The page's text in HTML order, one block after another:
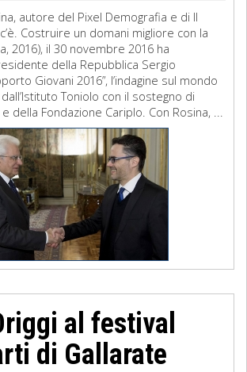
autore del Pixel Demografia e di Il
Costruire un domani migliore con la
2016), il 30 novembre 2016 ha
della Repubblica Sergio
Giovani 2016”, l’indagine sul mondo
Toniolo con il sostegno di
della Fondazione Cariplo. Con Rosina, ...
al festival
di Gallarate